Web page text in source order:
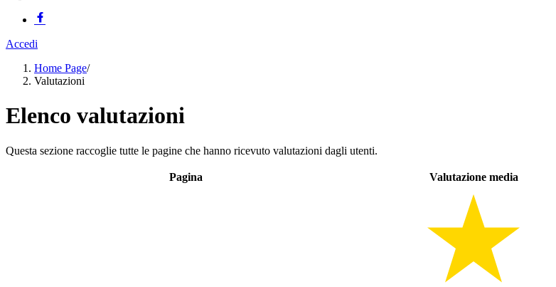
Accedi
Home Page/
Valutazioni
Elenco valutazioni
Questa sezione raccoglie tutte le pagine che hanno ricevuto valutazioni dagli utenti.
Pagina Valutazione media